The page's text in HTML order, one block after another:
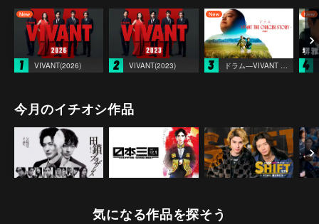
1 VIVANT(2026) 2 VIVANT(2023) 3 ドラム―VIVANT THE ORIGIN STORY― 4
今月のイチオシ作品
気になる作品を探そう